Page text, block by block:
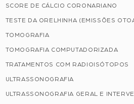
SCORE DE CÁLCIO CORONARIANO
TESTE DA ORELHINHA (EMISSÕES
TOMOGRAFIA
TOMOGRAFIA COMPUTADORIZADA
TRATAMENTOS COM RADIOISÓTOPOS
ULTRASSONOGRAFIA
ULTRASSONOGRAFIA GERAL E